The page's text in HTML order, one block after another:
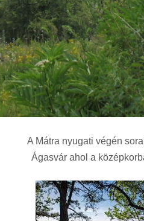
A Mátra nyugati végén
Ágasvár ahol a